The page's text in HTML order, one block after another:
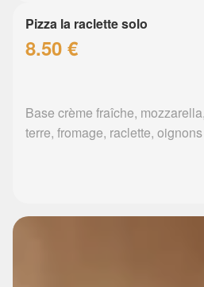
Pizza la raclette solo
8.50 €
Base crème fraîche,
terre, fromage, raclette, oignons